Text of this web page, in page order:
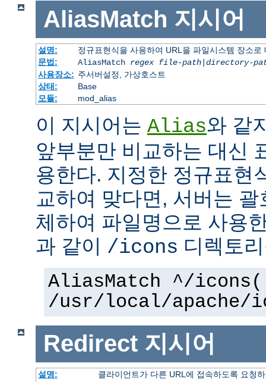
AliasMatch 지시어
설명:
정규표현식을 사용하여 URL을 파일시스템 장소로
문법:
AliasMatch regex file-path| directory-
사용장소: 주서버설정, 가상호스트
상태:
Base
모듈:
mod_alias
이 지시어는 Alias와 같
앞부분만 비교하는 대신
용한다. 지정한 정규표현
교하여 맞다면, 서버는
체하여 파일명으로 사용
과 같이 /icons 디렉토
AliasMatch ^/
/usr/local/apache/
Redirect 지시어
설명:
클라이언트가 다른 URL에 접속하도록 요청